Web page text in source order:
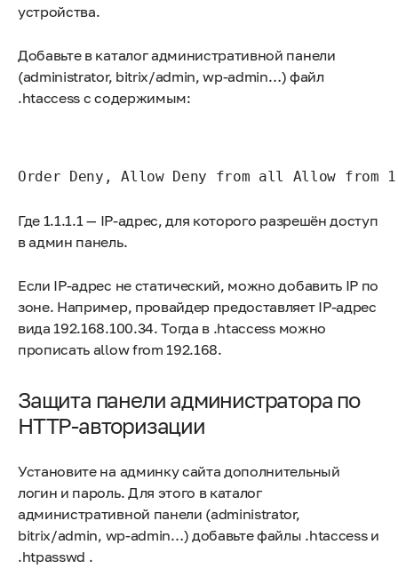
устройства.
Добавьте в каталог административной панели
(administrator, bitrix/admin, wp-admin…) файл
.htaccess с содержимым:
Order Deny, Allow Deny from all Allow from
Где 1.1.1.1 — IP-адрес, для которого разрешён доступ
в админ панель.
Если IP-адрес не статический, можно добавить IP по
зоне. Например, провайдер предоставляет IP-адрес
вида 192.168.100.34. Тогда в .htaccess можно
прописать allow from 192.168.
Защита панели администратора по
HTTP-авторизации
Установите на админку сайта дополнительный
логин и пароль. Для этого в каталог
административной панели (administrator,
bitrix/admin, wp-admin…) добавьте файлы .htaccess и
.htpasswd .